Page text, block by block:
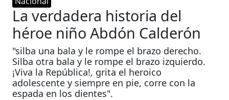
La verdadera historia del
héroe niño Abdón Calderón
"silba una bala y le rompe el brazo derecho.
Silba otra bala y le rompe el brazo izquierdo.
¡Viva la República!, grita el heroico
adolescente y siempre en pie, corre con la
espada en los dientes".